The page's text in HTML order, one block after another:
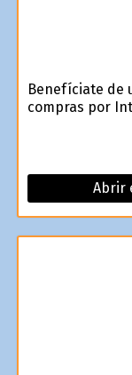
Benefíciate de
compras por
Abrir